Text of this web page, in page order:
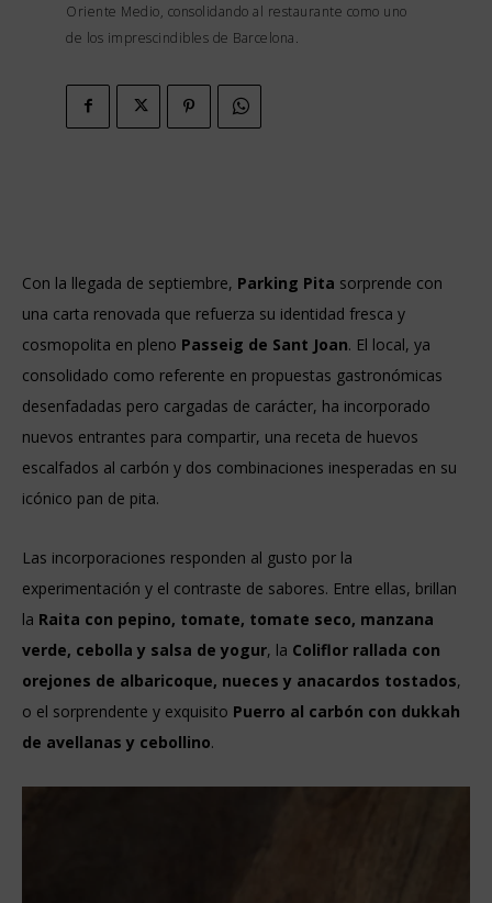
Oriente Medio, consolidando al restaurante como uno
de los imprescindibles de Barcelona.
Con la llegada de septiembre, Parking Pita sorprende con
una carta renovada que refuerza su identidad fresca y
cosmopolita en pleno Passeig de Sant Joan. El local, ya
consolidado como referente en propuestas gastronómicas
desenfadadas pero cargadas de carácter, ha incorporado
nuevos entrantes para compartir, una receta de huevos
escalfados al carbón y dos combinaciones inesperadas en su
icónico pan de pita.
Las incorporaciones responden al gusto por la
experimentación y el contraste de sabores. Entre ellas, brillan
la Raita con pepino, tomate, tomate seco, manzana
verde, cebolla y salsa de yogur, la Coliflor rallada con
orejones de albaricoque, nueces y anacardos tostados,
o el sorprendente y exquisito Puerro al carbón con dukkah
de avellanas y cebollino.